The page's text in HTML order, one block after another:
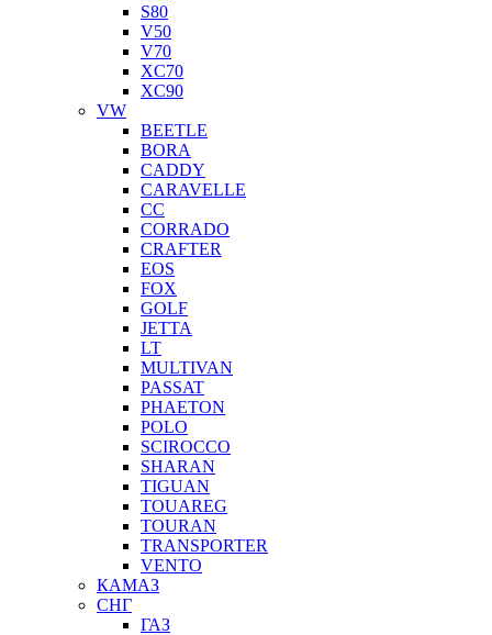
S80
V50
V70
XC70
XC90
VW
BEETLE
BORA
CADDY
CARAVELLE
CC
CORRADO
CRAFTER
EOS
FOX
GOLF
JETTA
LT
MULTIVAN
PASSAT
PHAETON
POLO
SCIROCCO
SHARAN
TIGUAN
TOUAREG
TOURAN
TRANSPORTER
VENTO
КАМАЗ
СНГ
ГАЗ